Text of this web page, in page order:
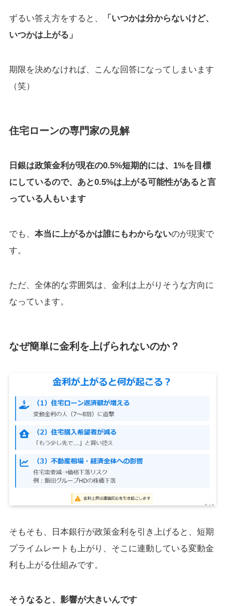
ずるい答え方をすると、
「いつかは分からないけど、
いつかは上がる」
期限を決めなければ、こんな回答になってしまいます
（笑）
住宅ローンの専門家の見解
日銀は政策金利が現在の0.5%短期的には、1%を目標
にしているので、あと0.5%は上がる可能性があると言
っている人もいます
でも、 本当に上がるかは誰にもわからないのが現実で
す。
ただ、全体的な雰囲気は、金利は上がりそうな方向に
なっています。
なぜ簡単に金利を上げられないのか？
そもそも、日本銀行が政策金利を引き上げると、短期
プライムレートも上がり、そこに連動している変動金
利も上がる仕組みです。
そうなると、影響が大きいんです